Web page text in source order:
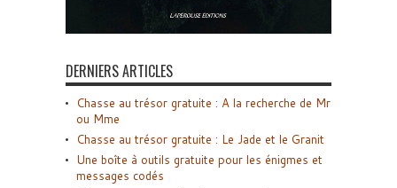
DERNIERS ARTICLES
Chasse au trésor gratuite : A la recherche de Mr
ou Mme
Chasse au trésor gratuite : Le Jade et le Granit
Une boîte à outils gratuite pour les énigmes et
messages codés